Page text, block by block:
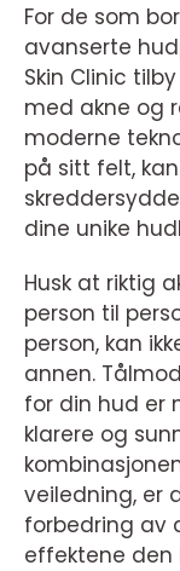
For de som
avanserte
Skin Clinic
med akne og
moderne
på sitt felt,
dine unike
Husk at riktig
person til
person, kan
annen.
for din hud er
klarere og
veiledning, er
forbedring av
effektene den